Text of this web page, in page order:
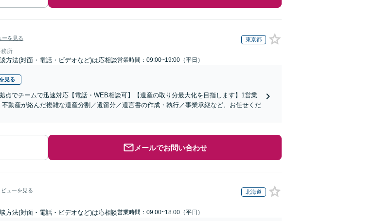
ーを見る 東京都
所
方法(対面・電話・ビデオなど)は応相談営業時間：09:00~19:00（平日）
見る
点でチームで迅速対応【電話・WEB相談可】【遺産の取り分最大化を目指します】1営業
不動産が絡んだ複雑な遺産分割／遺留分／遺言書の作成・執行／事業承継など、お任せくだ
メールでお問い合わせ
ビューを見る 北海道
方法(対面・電話・ビデオなど)は応相談営業時間：09:00~18:00（平日）